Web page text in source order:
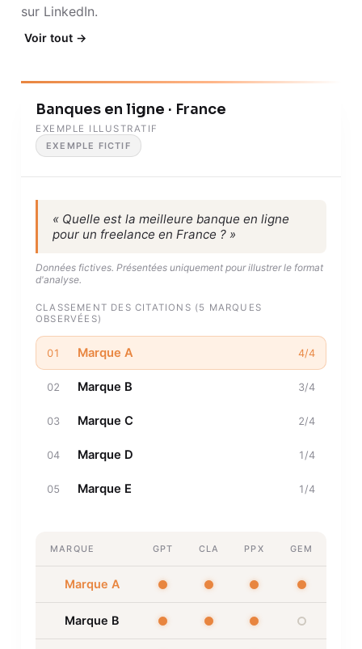
sur LinkedIn.
Voir tout →
Banques en ligne · France
EXEMPLE ILLUSTRATIF
EXEMPLE FICTIF
« Quelle est la meilleure banque en ligne
pour un freelance en France ? »
Données fictives. Présentées uniquement pour illustrer le format
d'analyse.
CLASSEMENT DES CITATIONS (5 MARQUES
OBSERVÉES)
01 Marque A 4/4
02 Marque B 3/4
03 Marque C 2/4
04 Marque D 1/4
05 Marque E 1/4
MARQUE GPT CLA PPX GEM
Marque A
Marque B